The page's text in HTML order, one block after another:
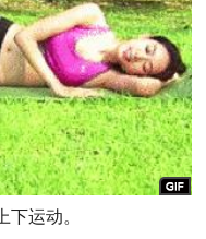
运动。